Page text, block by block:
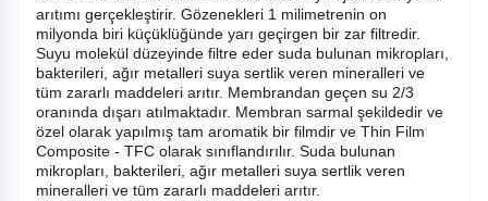
arıtımı gerçekleştirir. Gözenekleri 1 milimetrenin on
milyonda biri küçüklüğünde yarı geçirgen bir zar filtredir.
Suyu molekül düzeyinde filtre eder suda bulunan mikropları,
bakterileri, ağır metalleri suya sertlik veren mineralleri ve
tüm zararlı maddeleri arıtır. Membrandan geçen su 2/3
oranında dışarı atılmaktadır. Membran sarmal şekildedir ve
özel olarak yapılmış tam aromatik bir filmdir ve Thin Film
Composite - TFC olarak sınıflandırılır. Suda bulunan
mikropları, bakterileri, ağır metalleri suya sertlik veren
mineralleri ve tüm zararlı maddeleri arıtır.